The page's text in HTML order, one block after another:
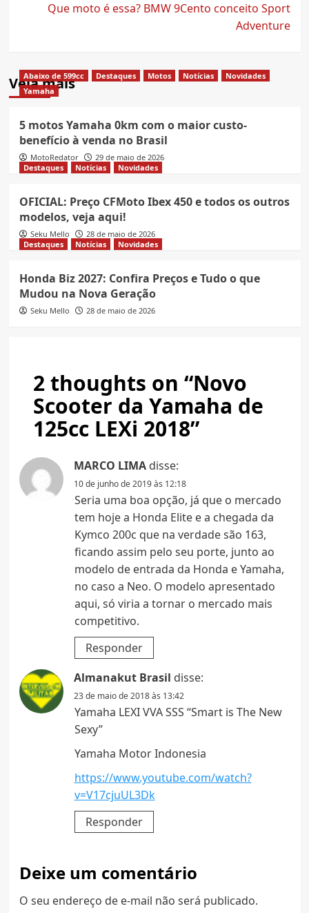
Que moto é essa? BMW 9Cento conceito Sport
Adventure
Veja mais
Abaixo de 599cc Destaques Motos Notícias
Novidades
Yamaha
5 motos Yamaha 0km com o maior custo-
benefício à venda no Brasil
MotoRedator
29 de maio de 2026
Destaques
Notícias Novidades
OFICIAL: Preço CFMoto Ibex 450 e todos os outros
modelos, veja aqui!
Seku Mello
28 de maio de 2026
Destaques
Notícias Novidades
Honda Biz 2027: Confira Preços e Tudo o que
Mudou na Nova Geração
Seku Mello 28 de maio de 2026
2 thoughts on “Novo
Scooter da Yamaha de
125cc LEXi 2018”
MARCO LIMA disse:
10 de junho de 2019 às 12:18
Seria uma boa opção, já que o mercado
tem hoje a Honda Elite e a chegada da
Kymco 200c que na verdade são 163,
ficando assim pelo seu porte, junto ao
modelo de entrada da Honda e Yamaha,
no caso a Neo. O modelo apresentado
aqui, só viria a tornar o mercado mais
competitivo.
Responder
Almanakut Brasil disse:
23 de maio de 2018 às 13:42
Yamaha LEXI VVA SSS “Smart is The New
Sexy”
Yamaha Motor Indonesia
https://www.youtube.com/watch?
v=V17cjuUL3Dk
Responder
Deixe um comentário
O seu endereço de e-mail não será publicado.